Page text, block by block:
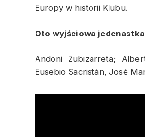
Europy w historii Klubu.
Oto wyjściowa
Andoni Zubizarreta;
Eusebio Sacristán, José